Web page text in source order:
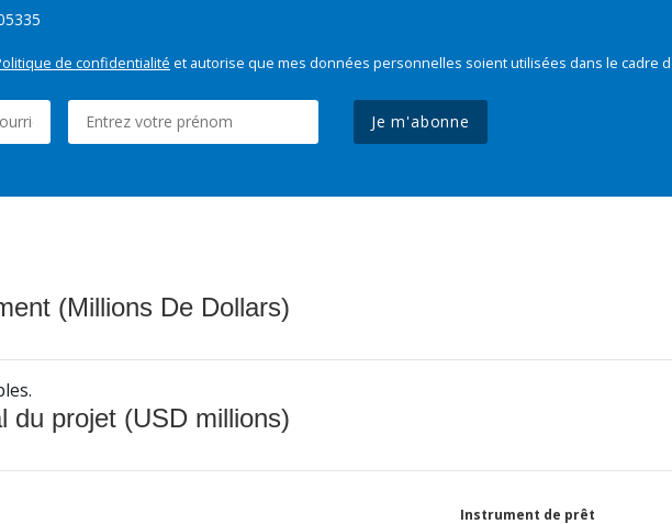
de confidentialité et autorise que mes données personnelles soient utilisées dans le cadre
Je m'abonne
(Millions De Dollars)
du projet (USD millions)
Instrument de prêt